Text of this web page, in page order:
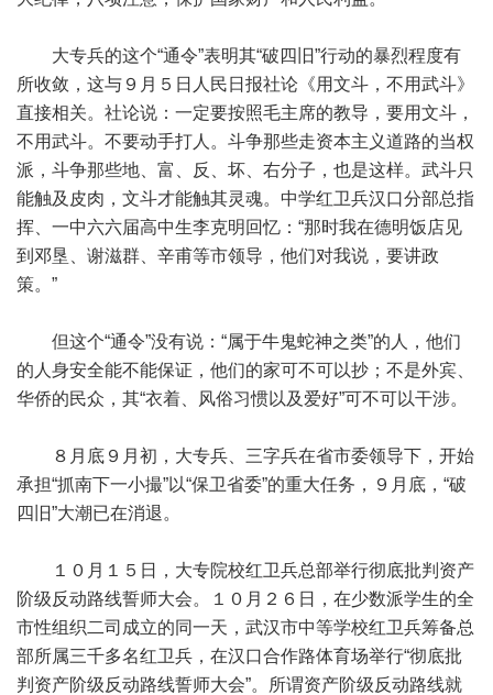
大专兵的这个“通令”表明其“破四旧”行动的暴烈程度有
所收敛，这与９月５日人民日报社论《用文斗，不用武斗》
直接相关。社论说：一定要按照毛主席的教导，要用文斗，
不用武斗。不要动手打人。斗争那些走资本主义道路的当权
派，斗争那些地、富、反、坏、右分子，也是这样。武斗只
能触及皮肉，文斗才能触其灵魂。中学红卫兵汉口分部总指
挥、一中六六届高中生李克明回忆：“那时我在德明饭店见
到邓垦、谢滋群、辛甫等市领导，他们对我说，要讲政
策。”
但这个“通令”没有说：“属于牛鬼蛇神之类”的人，他们
的人身安全能不能保证，他们的家可不可以抄；不是外宾、
华侨的民众，其“衣着、风俗习惯以及爱好”可不可以干涉。
８月底９月初，大专兵、三字兵在省市委领导下，开始
承担“抓南下一小撮”以“保卫省委”的重大任务，９月底，“破
四旧”大潮已在消退。
１０月１５日，大专院校红卫兵总部举行彻底批判资产
阶级反动路线誓师大会。１０月２６日，在少数派学生的全
市性组织二司成立的同一天，武汉市中等学校红卫兵筹备总
部所属三千多名红卫兵，在汉口合作路体育场举行“彻底批
判资产阶级反动路线誓师大会”。所谓资产阶级反动路线就